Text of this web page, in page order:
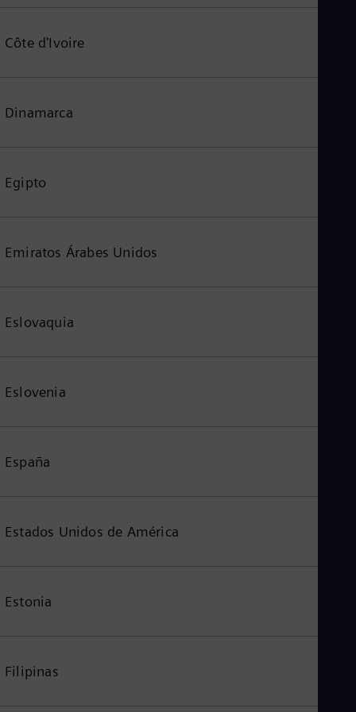
Côte d'Ivoire
Dinamarca
Egipto
Emiratos Árabes Unidos
Eslovaquia
Eslovenia
España
Estados Unidos de América
Estonia
Filipinas